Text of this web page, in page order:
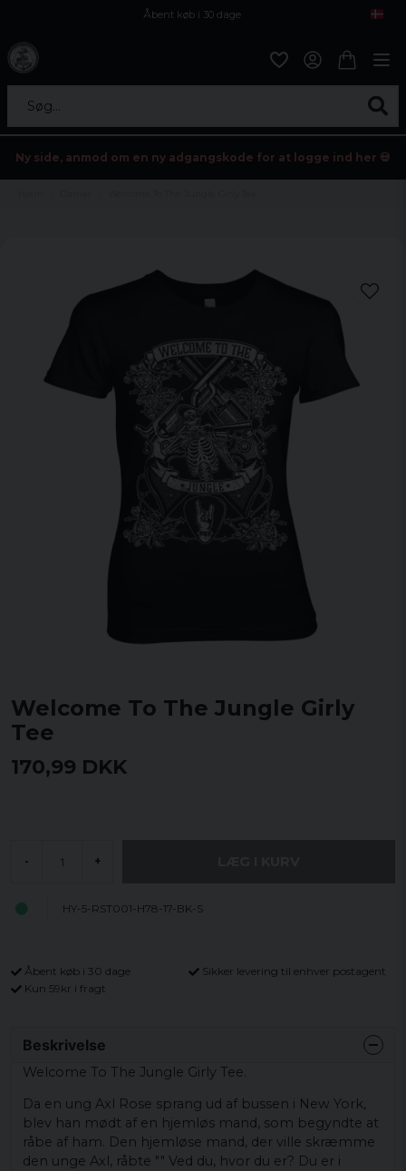
Åbent køb i 30 dage
Søg...
Ny side, anmod om en ny adgangskode for at logge ind her 💀
Welcome To The Jungle Girly
Tee
170,99 DKK
- +
HY-5-RST001-H78-17-BK-S
Åbent køb i 30 dage
Sikker levering til enhver postagent
Kun 59kr i fragt
Beskrivelse
Welcome To The Jungle Girly Tee.
Da en ung Axl Rose sprang ud af bussen i New York,
blev han mødt af en hjemløs mand, som begyndte at
råbe af ham. Den hjemløse mand, der ville skræmme
den unge Axl, råbte "" Ved du, hvor du er? Du er i